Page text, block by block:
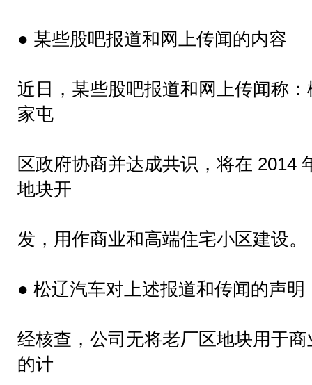
● 某些股吧报道和网上传闻的内容
近日，某些股吧报道和网上传闻称
家屯
区政府协商并达成共识，将在 2014
地块开
发，用作商业和高端住宅小区建设。
● 松辽汽车对上述报道和传闻的声明
经核查，公司无将老厂区地块用于
的计